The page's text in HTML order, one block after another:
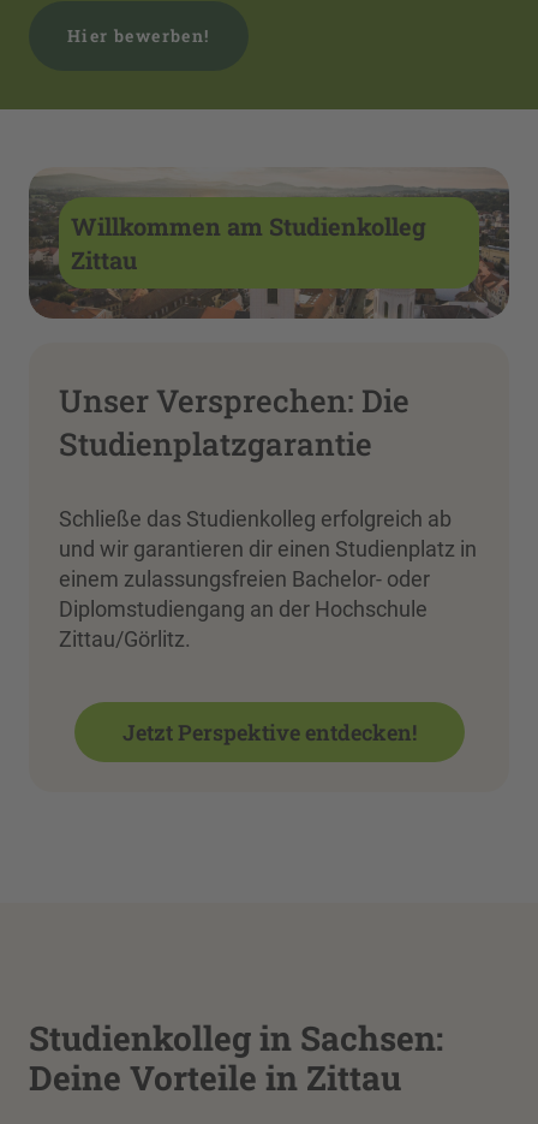
Hier bewerben!
Willkommen am Studienkolleg
Zittau
Unser Versprechen: Die
Studienplatzgarantie
Schließe das Studienkolleg erfolgreich ab
und wir garantieren dir einen Studienplatz in
einem zulassungsfreien Bachelor- oder
Diplomstudiengang an der Hochschule
Zittau/Görlitz.
Jetzt Perspektive entdecken!
Studienkolleg in Sachsen:
Deine Vorteile in Zittau